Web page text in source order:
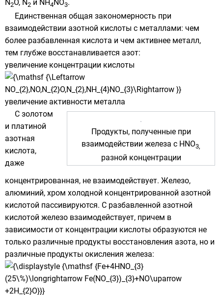
N2O, N2 и NH4NO3.
Единственная общая закономерность при
взаимодействии азотной кислоты с металлами: чем
более разбавленная кислота и чем активнее металл,
тем глубже восстанавливается азот:
увеличение концентрации кислоты
увеличение активности металла
Продукты, полученные при
взаимодействии железа с HNO3,
разной концентрации
С золотом
и платиной
азотная
кислота,
даже
концентрированная, не взаимодействует. Железо,
алюминий, хром холодной концентрированной азотной
кислотой пассивируются. С разбавленной азотной
кислотой железо взаимодействует, причем в
зависимости от концентрации кислоты образуются не
только различные продукты восстановления азота, но и
различные продукты окисления железа: